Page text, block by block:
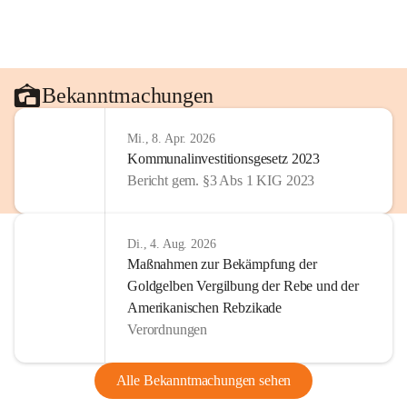
Bekanntmachungen
Mi., 8. Apr. 2026
Kommunalinvestitionsgesetz 2023
Bericht gem. §3 Abs 1 KIG 2023
Di., 4. Aug. 2026
Maßnahmen zur Bekämpfung der
Goldgelben Vergilbung der Rebe und der
Amerikanischen Rebzikade
Verordnungen
Alle Bekanntmachungen sehen